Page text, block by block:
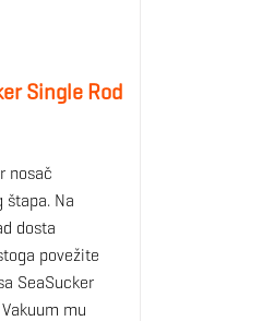
Single Rod
nosač
štapa. Na
dosta
povežite
SeaSucker
mu